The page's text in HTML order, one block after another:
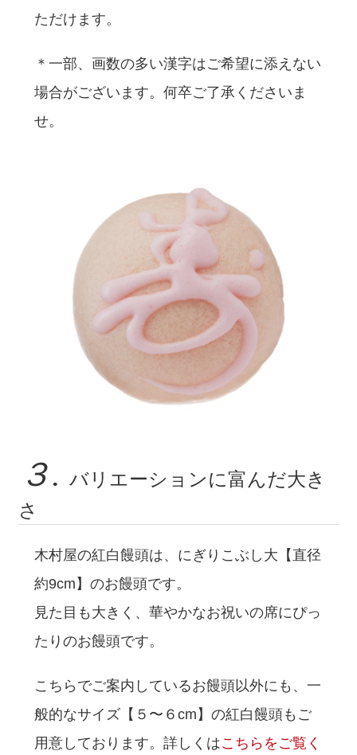
ただけます。
＊一部、画数の多い漢字はご希望に添えない
場合がございます。何卒ご了承くださいま
せ。
３. バリエーションに富んだ大き
さ
木村屋の紅白饅頭は、にぎりこぶし大【直径
約9cm】のお饅頭です。
見た目も大きく、華やかなお祝いの席にぴっ
たりのお饅頭です。
こちらでご案内しているお饅頭以外にも、一
般的なサイズ【５〜６cm】の紅白饅頭もご
用意しております。詳しくはこちらをご覧く